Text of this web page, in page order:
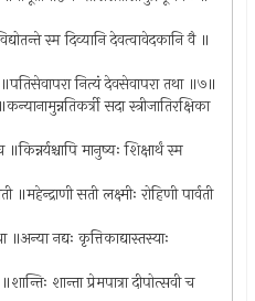
स्म दिव्यानि देवत्वावेदकानि वै ॥
॥पतिसेवापरा नित्यं देवसेवापरा तथा ॥७॥
सदा स्त्रीजातिरक्षिका
मानुष्यः शिक्षार्थं स्म
॥महेन्द्राणी सती लक्ष्मीः रोहिणी पार्वती
॥अन्या नद्यः कृत्तिकाद्यास्तस्याः
शान्ता प्रेमपात्रा दीपोत्सवी च